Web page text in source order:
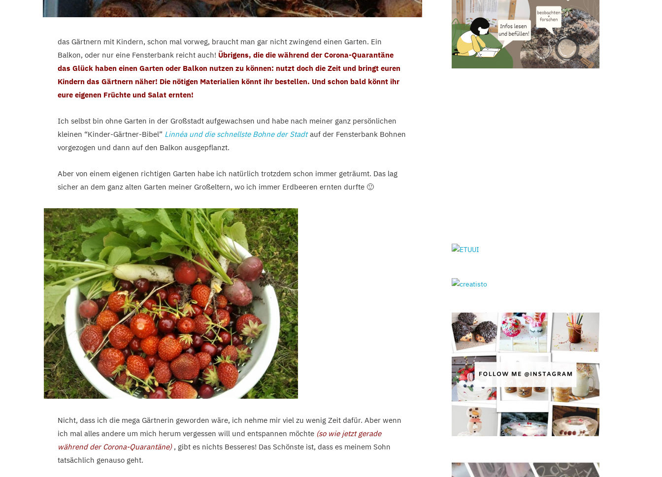
das Gärtnern mit Kindern, schon mal vorweg, braucht man gar nicht zwingend einen Garten. Ein
Balkon, oder nur eine Fensterbank reicht auch! Übrigens, die die während der Corona-Quarantäne
das Glück haben einen Garten oder Balkon nutzen zu können: nutzt doch die Zeit und bringt euren
Kindern das Gärtnern näher! Die nötigen Materialien könnt ihr bestellen. Und schon bald könnt ihr
eure eigenen Früchte und Salat ernten!
Ich selbst bin ohne Garten in der Großstadt aufgewachsen und habe nach meiner ganz persönlichen
kleinen “Kinder-Gärtner-Bibel” Linnéa und die schnellste Bohne der Stadtauf der Fensterbank Bohnen
vorgezogen und dann auf den Balkon ausgepflanzt.
Aber von einem eigenen richtigen Garten habe ich natürlich trotzdem schon immer geträumt. Das lag
sicher an dem ganz alten Garten meiner Großeltern, wo ich immer Erdbeeren ernten durfte 🙂
Nicht, dass ich die mega Gärtnerin geworden wäre, ich nehme mir viel zu wenig Zeit dafür. Aber wenn
ich mal alles andere um mich herum vergessen will und entspannen möchte(so wie jetzt gerade
während der Corona-Quarantäne) , gibt es nichts Besseres! Das Schönste ist, dass es meinem Sohn
tatsächlich genauso geht.